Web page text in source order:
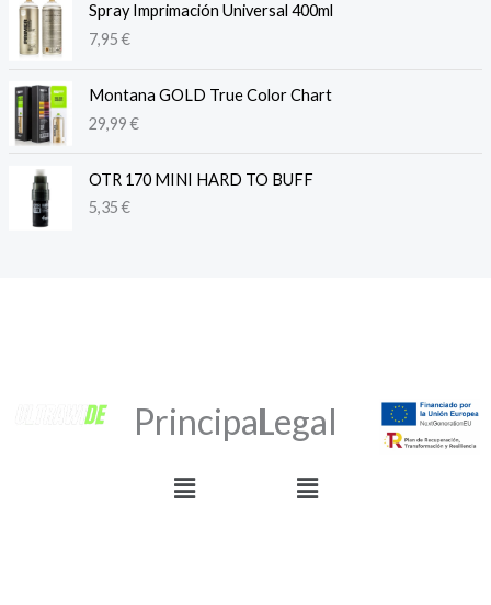
Spray Imprimación Universal 400ml
7,95€
Montana GOLD True Color Chart
29,99€
OTR 170 MINI HARD TO BUFF
5,35€
Principal
Menú
Legal
Menú